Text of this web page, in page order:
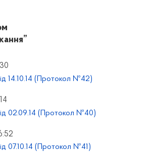
14.10.14 (Протокол №42)
02.09.14 (Протокол №40)
07.10.14 (Протокол №41)